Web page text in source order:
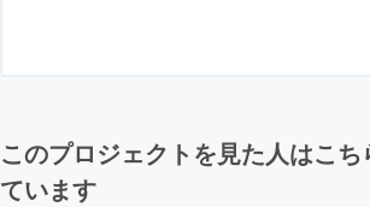
このプロジェクトを見た人はこ
ています